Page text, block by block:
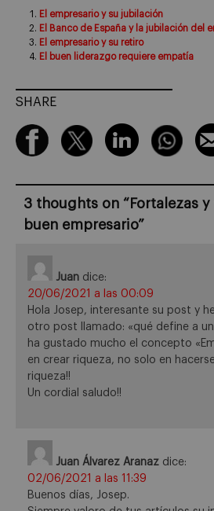
El empresario y su jubilación
El Banco de España y la jubilación del
El empresario y su retiro
El buen liderazgo requiere empatía
SHARE
3 thoughts on “ Fortalezas
buen empresario”
Juan dice:
20/06/2021 a las 00:09
Hola Josep, interesante su post y
otro post llamado: «qué define a
ha gustado mucho el concepto
en crear riqueza, no solo en hacerse
riqueza!!
Un cordial saludo!!
Juan Álvarez Aranaz dice:
02/06/2021 a las 11:39
Buenos días, Josep.